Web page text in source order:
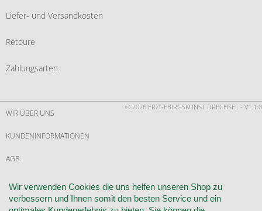
Liefer- und Versandkosten
Retoure
Zahlungsarten
© 2026 ERZGEBIRGSKUNST DRECHSEL - V1.1.0
WIR ÜBER UNS
KUNDENINFORMATIONEN
AGB
WIDERRUF
VERTRAG WIDERRUFEN
Wir verwenden Cookies die uns helfen unseren Shop zu
verbessern und Ihnen somit den besten Service und ein